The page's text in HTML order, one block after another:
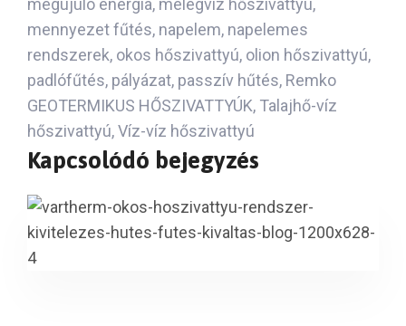
megújuló energia, melegvíz hőszivattyú,
mennyezet fűtés, napelem, napelemes
rendszerek, okos hőszivattyú, olion hőszivattyú,
padlófűtés, pályázat, passzív hűtés, Remko
GEOTERMIKUS HŐSZIVATTYÚK, Talajhő-víz
hőszivattyú,Víz-víz hőszivattyú
Kapcsolódó bejegyzés